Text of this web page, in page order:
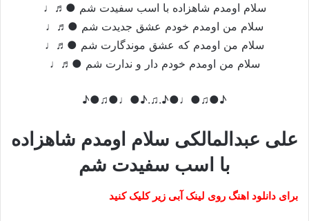
سلام اومدم شاهزاده با اسب سفیدت شم ●♬♩
سلام من اومدم خودم عشق جدیدت شم ●♬♩
سلام من اومدم که عشق موندگارت شم ●♬♩
سلام من اومدم خودم دار و ندارت شم ●♬♩
♪●♫●♩●♪.♫.♪●♩●♫●♪
علی عبدالمالکی سلام اومدم شاهزاده
با اسب سفیدت شم
برای دانلود اهنگ روی لینک آبی زیر کلیک کنید